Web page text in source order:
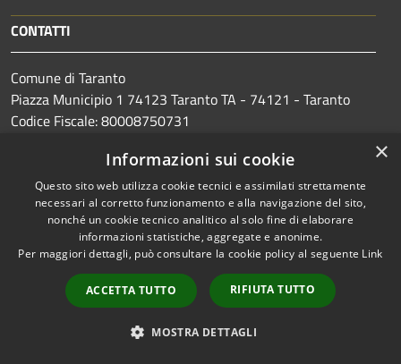
CONTATTI
Comune di Taranto
Piazza Municipio 1 74123 Taranto TA - 74121 - Taranto
Codice Fiscale: 80008750731
Centralino Unico: 099 4581111
protocollo.comunetaranto@pec.rupar.puglia.it
Prenotazione appuntamento
×
Informazioni sui cookie
Questo sito web utilizza cookie tecnici e assimilati strettamente
necessari al corretto funzionamento e alla navigazione del sito,
nonché un cookie tecnico analitico al solo fine di elaborare
informazioni statistiche, aggregate e anonime.
Per maggiori dettagli, può consultare la cookie policy al seguente Link
ACCETTA TUTTO RIFIUTA TUTTO
MOSTRA DETTAGLI